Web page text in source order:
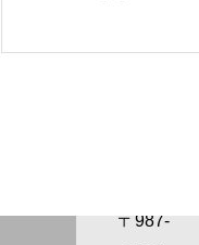
〒987-